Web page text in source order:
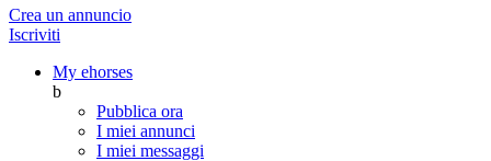
Crea un annuncio
Iscriviti
My ehorses
b
Pubblica ora
I miei annunci
I miei messaggi